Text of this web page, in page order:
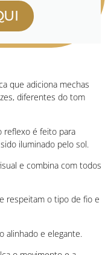
que adiciona mechas
diferentes do tom
reflexo é feito para
iluminado pelo sol.
e combina com todos
respeitam o tipo de fio e
alinhado e elegante.